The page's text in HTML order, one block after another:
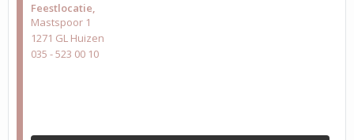
Feestlocatie
Mastspoor 1
1271 GL Huizen
035 - 523 00 10